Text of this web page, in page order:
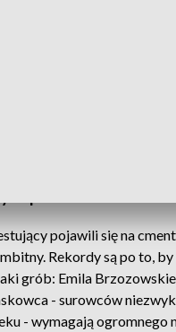
pojawili się na
Rekordy są po to,
grób: Emila
- surowców
- wymagają ogromnego